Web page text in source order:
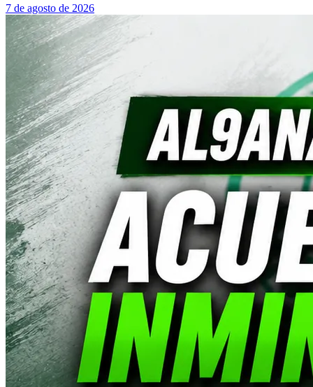
7 de agosto de 2026